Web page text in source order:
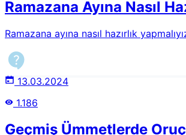
Ramazana Ayına Nasıl
Ramazana ayına nasıl hazırlık
13.03.2024
1.186
Geçmiş Ümmetlerde